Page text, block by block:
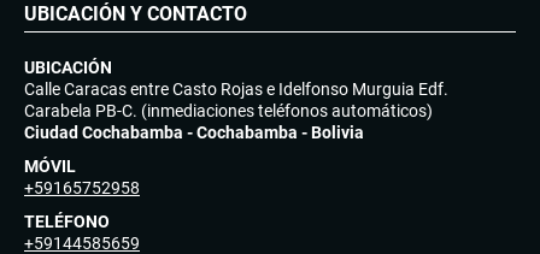
UBICACIÓN Y CONTACTO
UBICACIÓN
Calle Caracas entre Casto Rojas e Idelfonso Murguia Edf.
Carabela PB-C. (inmediaciones teléfonos automáticos)
Ciudad Cochabamba - Cochabamba - Bolivia
MÓVIL
+59165752958
TELÉFONO
+59144585659